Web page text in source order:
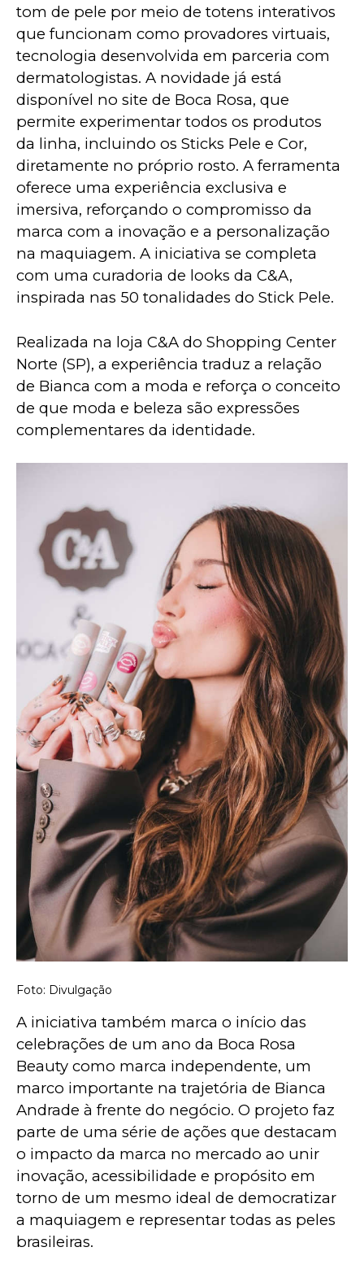
tom de pele por meio de totens interativos
que funcionam como provadores virtuais,
tecnologia desenvolvida em parceria com
dermatologistas. A novidade já está
disponível no site de Boca Rosa, que
permite experimentar todos os produtos
da linha, incluindo os Sticks Pele e Cor,
diretamente no próprio rosto. A ferramenta
oferece uma experiência exclusiva e
imersiva, reforçando o compromisso da
marca com a inovação e a personalização
na maquiagem. A iniciativa se completa
com uma curadoria de looks da C&A,
inspirada nas 50 tonalidades do Stick Pele.
Realizada na loja C&A do Shopping Center
Norte (SP), a experiência traduz a relação
de Bianca com a moda e reforça o conceito
de que moda e beleza são expressões
complementares da identidade.
Foto: Divulgação
A iniciativa também marca o início das
celebrações de um ano da Boca Rosa
Beauty como marca independente, um
marco importante na trajetória de Bianca
Andrade à frente do negócio. O projeto faz
parte de uma série de ações que destacam
o impacto da marca no mercado ao unir
inovação, acessibilidade e propósito em
torno de um mesmo ideal de democratizar
a maquiagem e representar todas as peles
brasileiras.